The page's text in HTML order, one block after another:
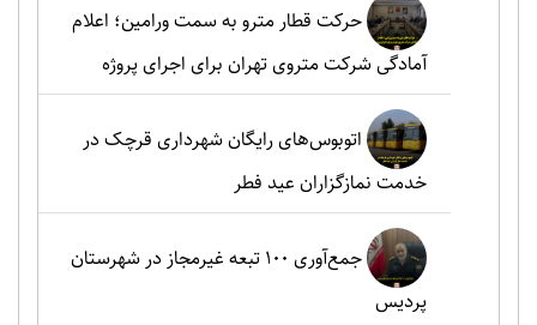
حرکت قطار مترو به سمت ورامین؛ اعلام
آمادگی شرکت متروی تهران برای اجرای پروژه
اتوبوس‌های رایگان شهرداری قرچک در
خدمت نمازگزاران عید فطر
جمع‌آوری ۱۰۰ تبعه غیرمجاز در شهرستان
پردیس